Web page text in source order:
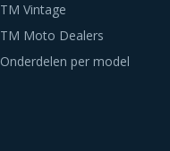
TM Vintage
TM Moto Dealers
Onderdelen per model